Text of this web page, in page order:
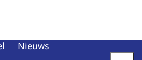
Nederlandse Zorgautoriteit
Nieuws